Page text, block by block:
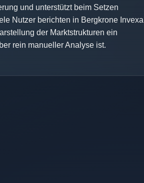
und unterstützt beim Setzen
Nutzer berichten in Bergkrone Invexa
der Marktstrukturen ein
rein manueller Analyse ist.